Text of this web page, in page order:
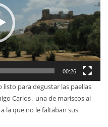
00:26
listo para degustar las paellas
Carlos , una de mariscos al
la que no le faltaban sus